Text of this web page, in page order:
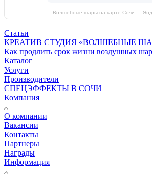
Волшебные шары на карте Сочи —
Статьи
КРЕАТИВ СТУДИЯ «ВОЛШЕБНЫЕ
Как продлить срок жизни воздушных
Каталог
Услуги
Производители
СПЕЦЭФФЕКТЫ В СОЧИ
Компания
О компании
Вакансии
Контакты
Партнеры
Награды
Информация